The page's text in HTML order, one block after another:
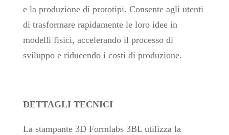
e la produzione di prototipi. Consente agli utenti
di trasformare rapidamente le loro idee in
modelli fisici, accelerando il processo di
sviluppo e riducendo i costi di produzione.
DETTAGLI TECNICI
La stampante 3D Formlabs 3BL utilizza la